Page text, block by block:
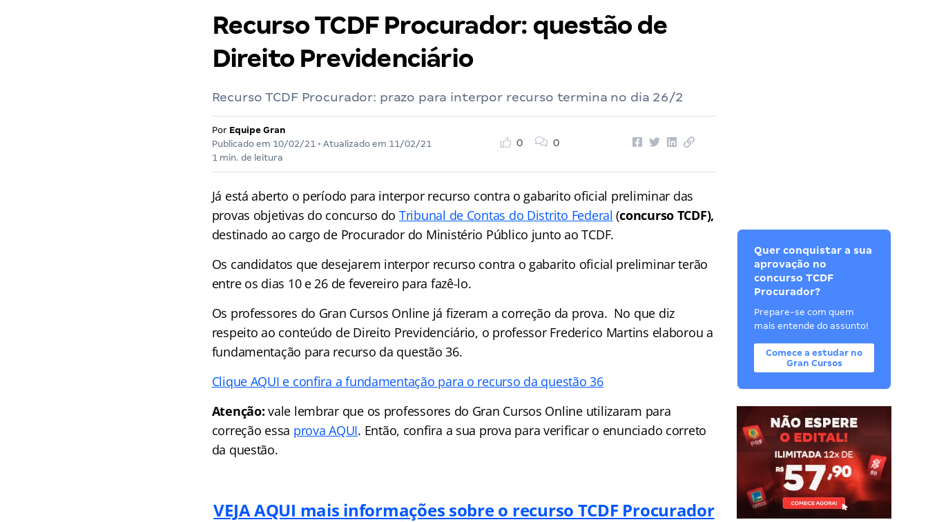
Recurso TCDF Procurador: questão de
Direito Previdenciário
Recurso TCDF Procurador: prazo para interpor recurso termina no dia 26/2
Por Equipe Gran
Publicado em 10/02/21• Atualizado em 11/02/21
1 min. de leitura
0 0
Já está aberto o período para interpor recurso contra o gabarito oficial preliminar das
provas objetivas do concurso do Tribunal de Contas do Distrito Federal (concurso TCDF),
destinado ao cargo de Procurador do Ministério Público junto ao TCDF.
Os candidatos que desejarem interpor recurso contra o gabarito oficial preliminar terão
entre os dias 10 e 26 de fevereiro para fazê-lo.
Os professores do Gran Cursos Online já fizeram a correção da prova. No que diz
respeito ao conteúdo de Direito Previdenciário, o professor Frederico Martins elaborou a
fundamentação para recurso da questão 36.
Clique AQUI e confira a fundamentação para o recurso da questão 36
Atenção: vale lembrar que os professores do Gran Cursos Online utilizaram para
correção essa prova AQUI. Então, confira a sua prova para verificar o enunciado correto
da questão.
VEJA AQUI mais informações sobre o recurso TCDF Procurador
Quer conquistar a sua
aprovação no
concurso TCDF
Procurador?
Prepare-se com quem
mais entende do assunto!
Comece a estudar no
Gran Cursos